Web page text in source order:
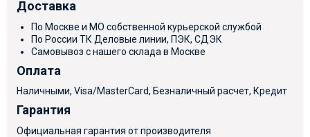
Доставка
По Москве и МО собственной курьерской службой
По России ТК Деловые линии, ПЭК, СДЭК
Самовывоз с нашего склада в Москве
Оплата
Наличными, Visa/MasterCard, Безналичный расчет, Кредит
Гарантия
Официальная гарантия от производителя